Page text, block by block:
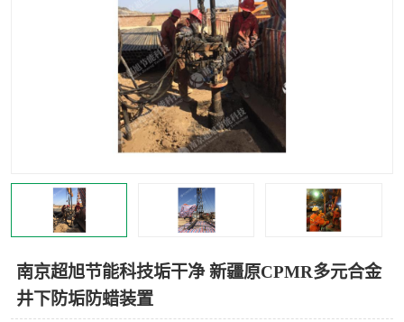
南京超旭节能科技垢干净 新疆原CPMR多元合金
井下防垢防蜡装置
CPMR商用防垢器/家用防
垢器
清碳燃油催化器